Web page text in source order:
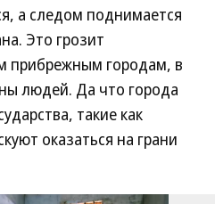
а следом поднимается
Это грозит
прибрежным городам, в
людей. Да что города
такие как
оказаться на грани